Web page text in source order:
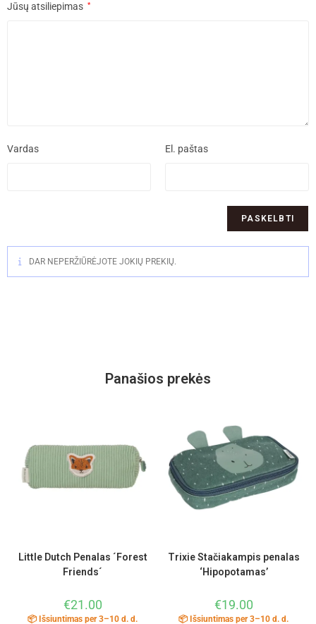
Jūsų atsiliepimas *
Vardas El. paštas
DAR NEPERŽIŪRĖJOTE JOKIŲ PREKIŲ.
Panašios prekės
Little Dutch Penalas ´Forest
Friends´
€21.00
📦 Išsiuntimas per 3–10 d. d.
Trixie Stačiakampis penalas
‘Hipopotamas’
€19.00
📦 Išsiuntimas per 3–10 d. d.